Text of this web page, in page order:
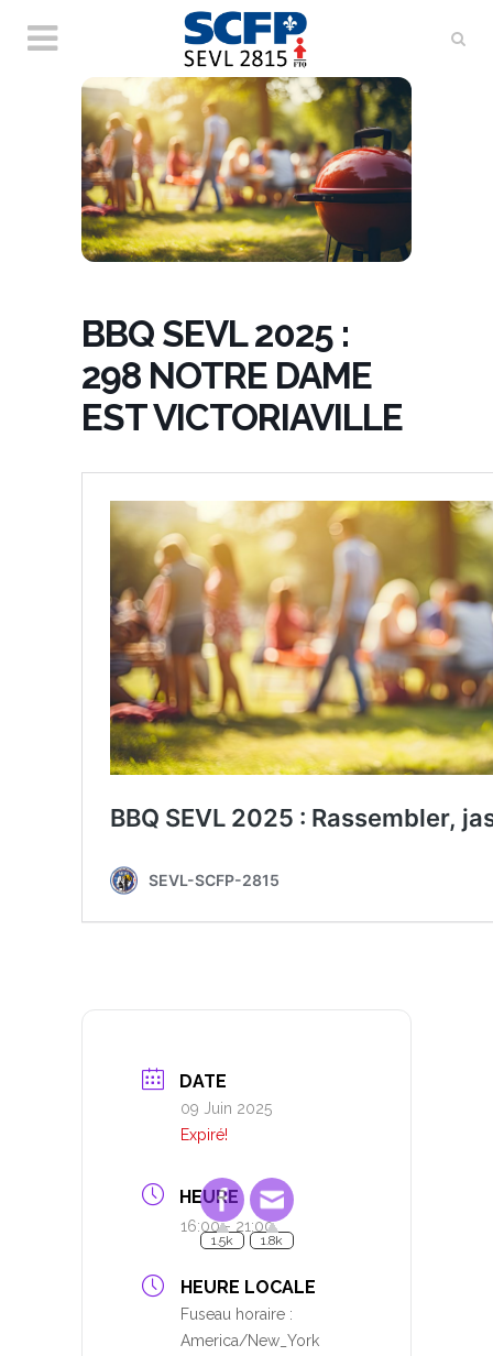
BBQ SEVL 2025 :
298 NOTRE DAME
EST VICTORIAVILLE
DATE
09 Juin 2025
Expiré!
HEURE
16:00 - 21:00
HEURE LOCALE
Fuseau horaire :
America/New_York
1.5k 1.8k